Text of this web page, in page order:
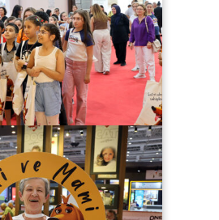
English